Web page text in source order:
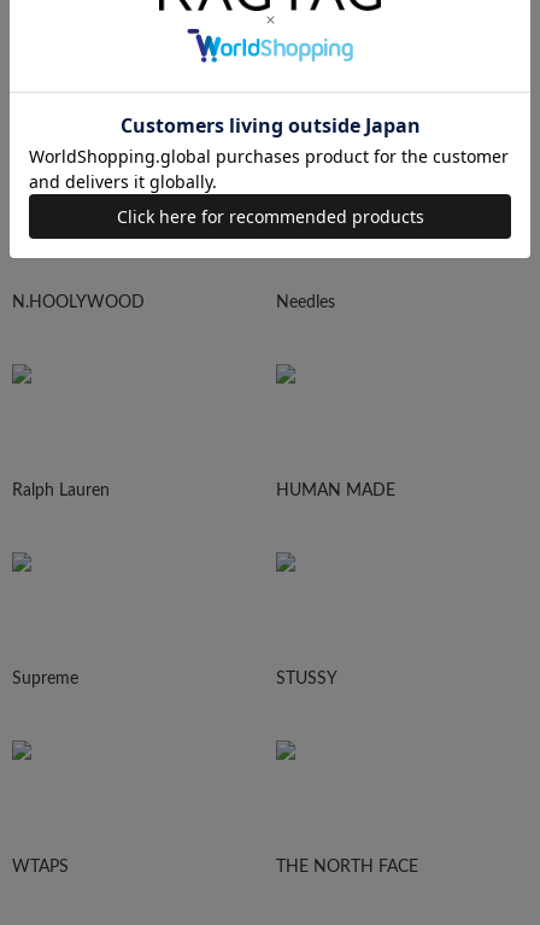
UNDERCOVER
N.HOOLYWOOD Needles
Ralph Lauren HUMAN MADE
Supreme STUSSY
WTAPS THE NORTH FACE